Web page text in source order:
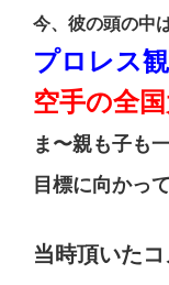
今、彼の頭の中
プロレス
空手の全国
ま〜親も子も
目標に向かって
当時頂いた